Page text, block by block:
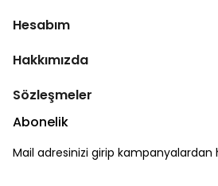
Hesabım
Hakkımızda
Sözleşmeler
Abonelik
Mail adresinizi girip kampanyalardan